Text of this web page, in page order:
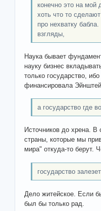
конечно это на мой
хоть что то
про нехватку
взгляды,
Наука бывает
науку бизнес
только государство,
финансировала
а государство где
Источников до хрена. В
страны, которые мы
мира" откуда-то берут.
государство
Дело житейское. Если
был бы только рад.